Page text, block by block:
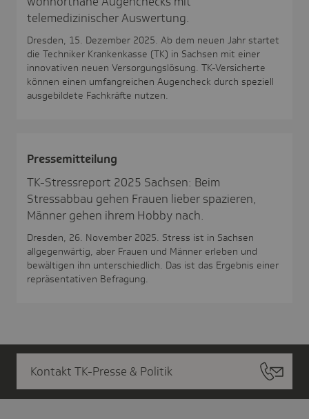
telemedizinischer Auswertung.
Dresden, 15. Dezember 2025. Ab dem neuen Jahr startet
die Techniker Krankenkasse (TK) in Sachsen mit einer
innovativen neuen Versorgungslösung. TK-Versicherte
können einen umfangreichen Augencheck durch speziell
ausgebildete Fachkräfte nutzen.
Pres­se­mit­tei­lung
TK-Stressreport 2025 Sachsen: Beim
Stressabbau gehen Frauen lieber spazieren,
Männer gehen ihrem Hobby nach.
Dresden, 26. November 2025. Stress ist in Sachsen
allgegenwärtig, aber Frauen und Männer erleben und
bewältigen ihn unterschiedlich. Das ist das Ergebnis einer
repräsentativen Befragung.
Kontakt TK-Presse & Politik